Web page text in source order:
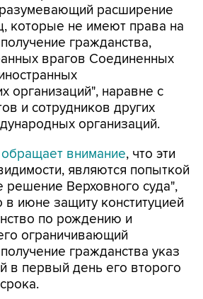
расширение
которые не имеют права на
гражданства,
врагов Соединенных
организаций", наравне с
и сотрудников других
организаций.
обращает внимание, что эти
являются попыткой
решение Верховного суда",
июне защиту конституцией
по рождению и
ограничивающий
гражданства указ
в первый день его второго